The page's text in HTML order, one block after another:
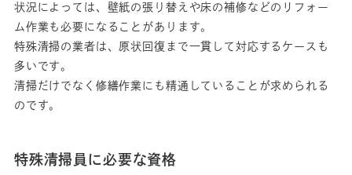
状況によっては、壁紙の張り替えや床の補修などのリフォー
ム作業も必要になることがあります。
特殊清掃の業者は、原状回復まで一貫して対応するケースも
多いです。
清掃だけでなく修繕作業にも精通していることが求められる
のです。
特殊清掃員に必要な資格